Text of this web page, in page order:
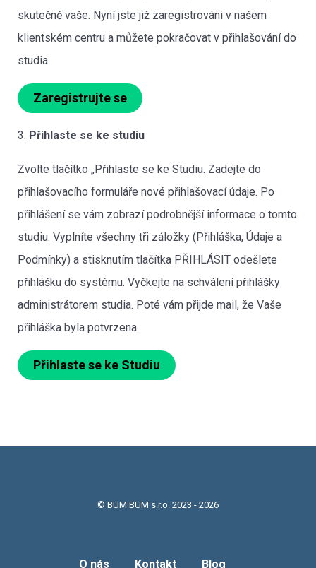
skutečně vaše. Nyní jste již zaregistrováni v našem
klientském centru a můžete pokračovat v přihlašování do
studia.
Zaregistrujte se
3. Přihlaste se ke studiu
Zvolte tlačítko „Přihlaste se ke Studiu. Zadejte do
přihlašovacího formuláře nové přihlašovací údaje. Po
přihlášení se vám zobrazí podrobnější informace o tomto
studiu. Vyplníte všechny tři záložky (Přihláška, Údaje a
Podmínky) a stisknutím tlačítka PŘIHLÁSIT odešlete
přihlášku do systému. Vyčkejte na schválení přihlášky
administrátorem studia. Poté vám přijde mail, že Vaše
přihláška byla potvrzena.
Přihlaste se ke Studiu
© BUM BUM s.r.o. 2023 - 2026
O nás Kontakt Blog